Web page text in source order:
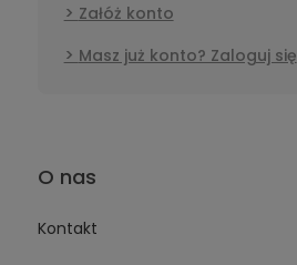
Załóż konto
Masz już konto? Zaloguj się
O nas
Kontakt